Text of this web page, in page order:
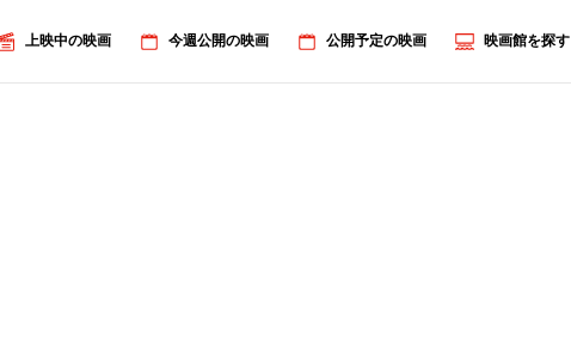
上映中の映画 今週公開の映画 公開予定の映画 映画館を探す